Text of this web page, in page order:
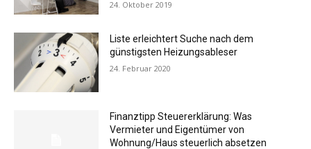
24. Oktober 2019
Liste erleichtert Suche nach dem
günstigsten Heizungsableser
24. Februar 2020
Finanztipp Steuererklärung: Was
Vermieter und Eigentümer von
Wohnung/Haus steuerlich absetzen